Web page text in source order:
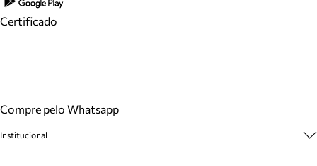
Certificado
Compre pelo Whatsapp
Institucional